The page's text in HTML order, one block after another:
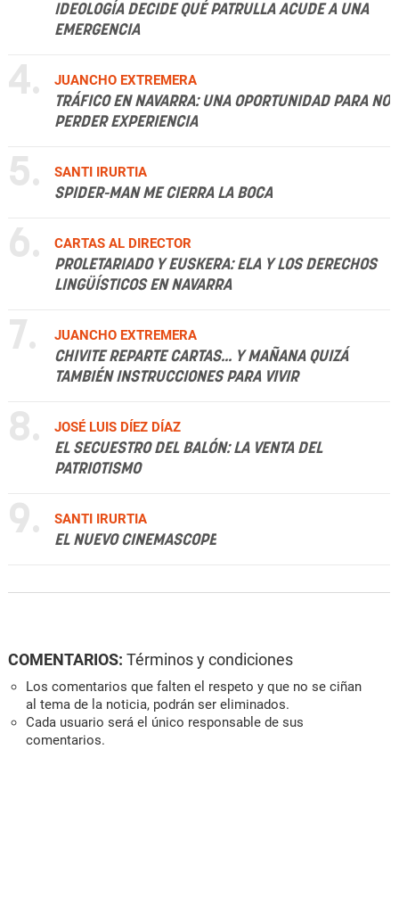
IDEOLOGÍA DECIDE QUÉ PATRULLA ACUDE A UNA
EMERGENCIA
4.
JUANCHO EXTREMERA
TRÁFICO EN NAVARRA: UNA OPORTUNIDAD PARA NO
PERDER EXPERIENCIA
5.
SANTI IRURTIA
SPIDER-MAN ME CIERRA LA BOCA
6.
CARTAS AL DIRECTOR
PROLETARIADO Y EUSKERA: ELA Y LOS DERECHOS
LINGÜÍSTICOS EN NAVARRA
7.
JUANCHO EXTREMERA
CHIVITE REPARTE CARTAS... Y MAÑANA QUIZÁ
TAMBIÉN INSTRUCCIONES PARA VIVIR
8.
JOSÉ LUIS DÍEZ DÍAZ
EL SECUESTRO DEL BALÓN: LA VENTA DEL
PATRIOTISMO
9.
SANTI IRURTIA
EL NUEVO CINEMASCOPE
COMENTARIOS: Términos y condiciones
Los comentarios que falten el respeto y que no se ciñan
al tema de la noticia, podrán ser eliminados.
Cada usuario será el único responsable de sus
comentarios.